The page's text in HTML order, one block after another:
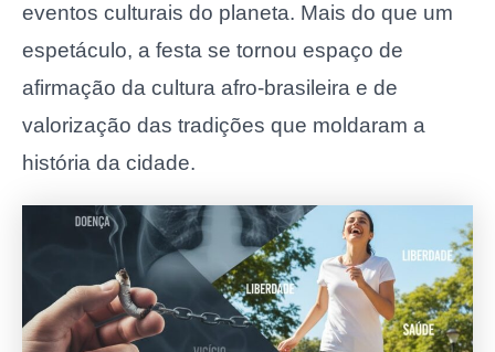
eventos culturais do planeta. Mais do que um
espetáculo, a festa se tornou espaço de
afirmação da cultura afro-brasileira e de
valorização das tradições que moldaram a
história da cidade.